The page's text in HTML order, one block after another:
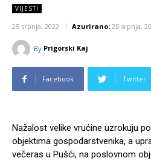
VIJESTI
25 srpnja, 2022 Azurirano: 25 srpnja,
By Prigorski Kaj
Facebook Twitter
Nažalost velike vrućine uzrokuju
objektima gospodarstvenika, a
večeras u Pušći, na poslovnom